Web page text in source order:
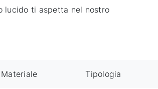
lucido ti aspetta nel nostro
Materiale Tipologia